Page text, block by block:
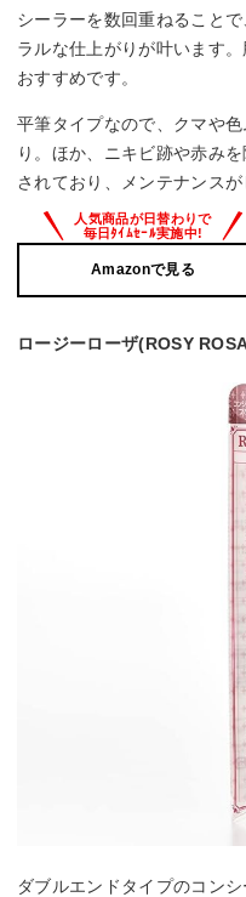
シーラーを数回重ねること
ラルな仕上がりが叶います
おすすめです。
平筆タイプなので、クマや
り。ほか、ニキビ跡や赤み
されており、メンテナンス
Amazonで見る
ロージーローザ(ROSY
ダブルエンドタイプのコン